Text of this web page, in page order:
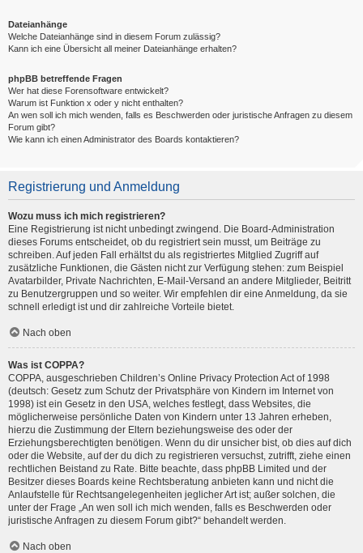
Dateianhänge
Welche Dateianhänge sind in diesem Forum zulässig?
Kann ich eine Übersicht all meiner Dateianhänge erhalten?
phpBB betreffende Fragen
Wer hat diese Forensoftware entwickelt?
Warum ist Funktion x oder y nicht enthalten?
An wen soll ich mich wenden, falls es Beschwerden oder juristische Anfragen zu diesem
Forum gibt?
Wie kann ich einen Administrator des Boards kontaktieren?
Registrierung und Anmeldung
Wozu muss ich mich registrieren?
Eine Registrierung ist nicht unbedingt zwingend. Die Board-Administration
dieses Forums entscheidet, ob du registriert sein musst, um Beiträge zu
schreiben. Auf jeden Fall erhältst du als registriertes Mitglied Zugriff auf
zusätzliche Funktionen, die Gästen nicht zur Verfügung stehen: zum Beispiel
Avatarbilder, Private Nachrichten, E-Mail-Versand an andere Mitglieder, Beitritt
zu Benutzergruppen und so weiter. Wir empfehlen dir eine Anmeldung, da sie
schnell erledigt ist und dir zahlreiche Vorteile bietet.
Nach oben
Was ist COPPA?
COPPA, ausgeschrieben Children’s Online Privacy Protection Act of 1998
(deutsch: Gesetz zum Schutz der Privatsphäre von Kindern im Internet von
1998) ist ein Gesetz in den USA, welches festlegt, dass Websites, die
möglicherweise persönliche Daten von Kindern unter 13 Jahren erheben,
hierzu die Zustimmung der Eltern beziehungsweise des oder der
Erziehungsberechtigten benötigen. Wenn du dir unsicher bist, ob dies auf dich
oder die Website, auf der du dich zu registrieren versuchst, zutrifft, ziehe einen
rechtlichen Beistand zu Rate. Bitte beachte, dass phpBB Limited und der
Besitzer dieses Boards keine Rechtsberatung anbieten kann und nicht die
Anlaufstelle für Rechtsangelegenheiten jeglicher Art ist; außer solchen, die
unter der Frage „An wen soll ich mich wenden, falls es Beschwerden oder
juristische Anfragen zu diesem Forum gibt?“ behandelt werden.
Nach oben